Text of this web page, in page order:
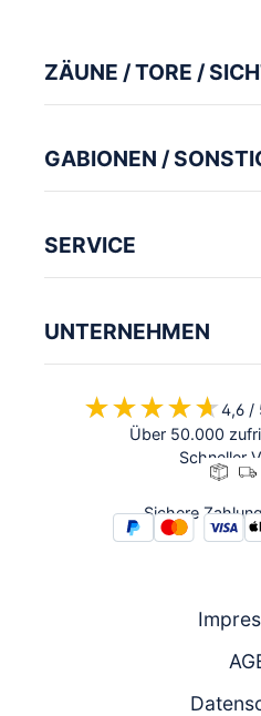
ZÄUNE / TORE /
GABIONEN /
SERVICE
UNTERNEHMEN
★★★★★
★★★★★4,6 /
Über 50.000
Schneller
Sichere